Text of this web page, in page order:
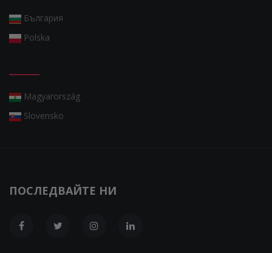
България
Polska
Magyarország
Slovensko
ПОСЛЕДВАЙТЕ НИ